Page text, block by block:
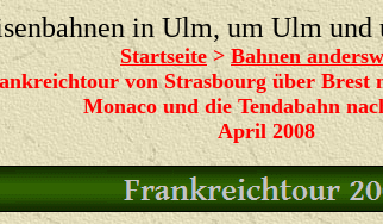
in Ulm, um Ulm und
Startseite >Bahnen
von Strasbourg über Brest
Monaco und die Tendabahn
April 2008